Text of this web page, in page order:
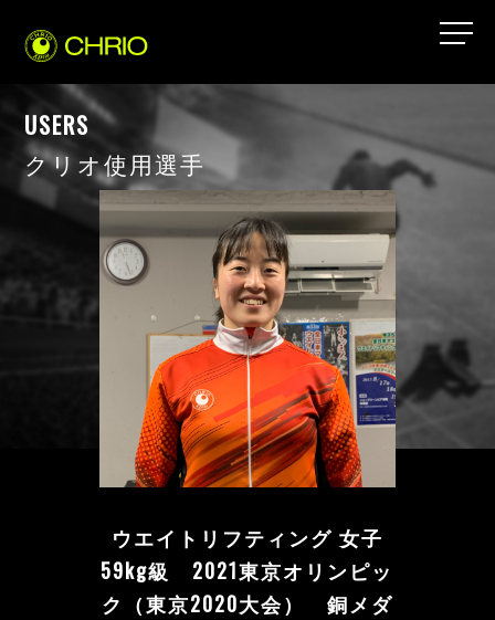
USERS
クリオ使用選手
ウエイトリフティング 女子
59kg級 2021東京オリンピッ
ク（東京2020大会） 銅メダ